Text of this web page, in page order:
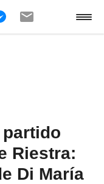
Riestra:
Di María